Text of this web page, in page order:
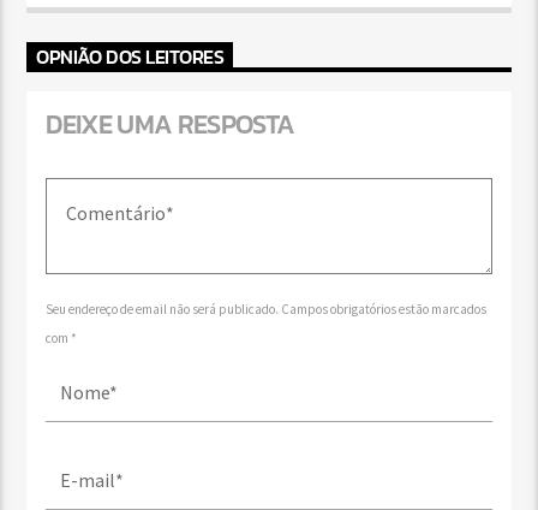
OPNIÃO DOS LEITORES
DEIXE UMA RESPOSTA
Seu endereço de email não será publicado. Campos obrigatórios estão marcados
com *